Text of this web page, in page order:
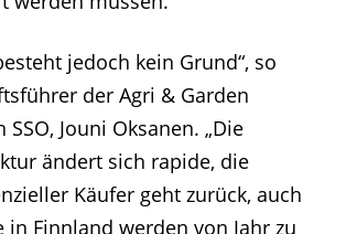
jedoch kein Grund“, so
der Agri & Garden
Jouni Oksanen. „Die
ändert sich rapide, die
Käufer geht zurück, auch
in Finnland werden von Jahr zu